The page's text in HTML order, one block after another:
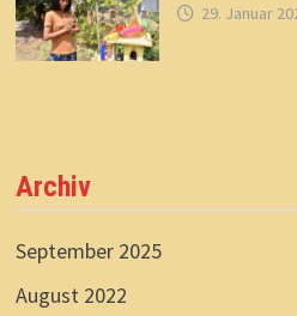
29. Januar
Archiv
September 2025
August 2022